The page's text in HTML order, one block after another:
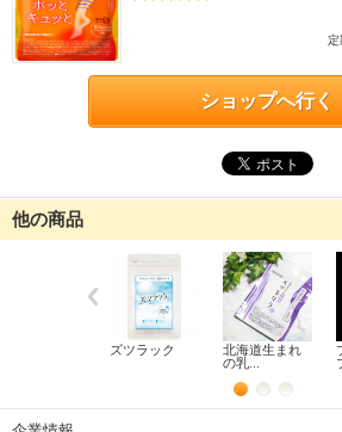
定
ショップへ行く
他の商品
ズツラック
北海道生まれ
の乳...